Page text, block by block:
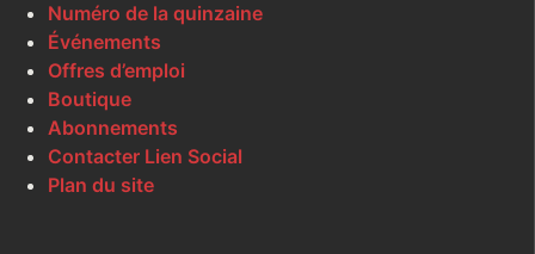
Numéro de la quinzaine
Événements
Offres d’emploi
Boutique
Abonnements
Contacter Lien Social
Plan du site